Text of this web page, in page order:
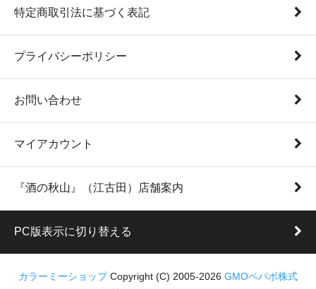
特定商取引法に基づく表記
プライバシーポリシー
お問い合わせ
マイアカウント
『酒の秋山』（江古田）店舗案内
PC版表示に切り替える
カラーミーショップ Copyright (C) 2005-2026 GMOペパボ株式